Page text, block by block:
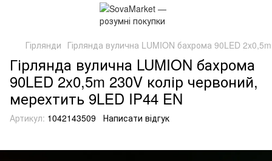
Гірлянди Гірлянда вулична LUMION бахрома 90LED
Гірлянда вулична LUMION бахрома
90LED 2x0,5m 230V колір червоний,
мерехтить 9LED IP44 EN
Артикул: 1042143509 Написати відгук